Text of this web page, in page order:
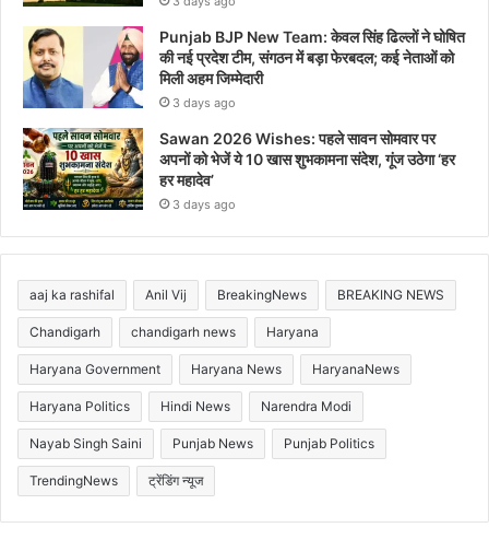
Punjab BJP New Team: केवल सिंह ढिल्लों ने घोषित
की नई प्रदेश टीम, संगठन में बड़ा फेरबदल; कई नेताओं को
मिली अहम जिम्मेदारी
3 days ago
Sawan 2026 Wishes: पहले सावन सोमवार पर
अपनों को भेजें ये 10 खास शुभकामना संदेश, गूंज उठेगा ‘हर
हर महादेव’
3 days ago
aaj ka rashifal Anil Vij BreakingNews BREAKING NEWS
Chandigarh chandigarh news Haryana
Haryana Government Haryana News HaryanaNews
Haryana Politics Hindi News Narendra Modi
Nayab Singh Saini Punjab News Punjab Politics
TrendingNews ट्रेंडिंग न्यूज